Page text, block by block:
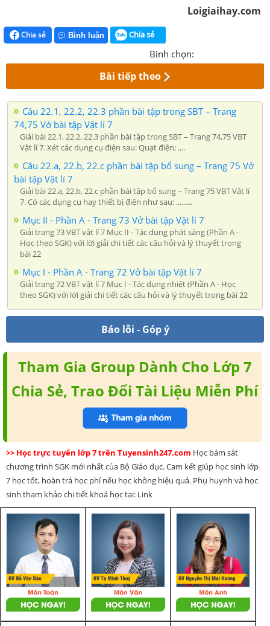
Loigiaihay.com
Chia sẻ Bình luận Chia sẻ
Bình chọn:
Bài tiếp theo
Câu 22.1, 22.2, 22.3 phần bài tập trong SBT – Trang
74,75 Vở bài tập Vật lí 7
Giải bài 22.1, 22.2, 22.3 phần bài tập trong SBT – Trang 74,75 VBT
Vật lí 7. Xét các dụng cụ điện sau: Quạt điện; ....
Câu 22.a, 22.b, 22.c phần bài tập bổ sung – Trang 75 Vở
bài tập Vật lí 7
Giải bài 22.a, 22.b, 22.c phần bài tập bổ sung – Trang 75 VBT Vật lí
7. Có các dụng cụ hay thiết bị điện như sau: .........
Mục II - Phần A - Trang 73 Vở bài tập Vật lí 7
Giải trang 73 VBT vật lí 7 Mục II - Tác dụng phát sáng (Phần A -
Học theo SGK) với lời giải chi tiết các câu hỏi và lý thuyết trong
bài 22
Mục I - Phần A - Trang 72 Vở bài tập Vật lí 7
Giải trang 72 VBT vật lí 7 Mục I - Tác dụng nhiệt (Phần A - Học
theo SGK) với lời giải chi tiết các câu hỏi và lý thuyết trong bài 22
Báo lỗi - Góp ý
Tham Gia Group Dành Cho Lớp 7
Chia Sẻ, Trao Đổi Tài Liệu Miễn Phí
>> Học trực tuyến lớp 7 trên Tuyensinh247.com Học bám sát
chương trình SGK mới nhất của Bộ Giáo dục. Cam kết giúp học sinh lớp
7 học tốt, hoàn trả học phí nếu học không hiệu quả. Phụ huynh và học
sinh tham khảo chi tiết khoá học tại: Link